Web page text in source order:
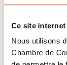
Ce site
Nous utilisons
Chambre de
rejoignant un
contribuons
avons